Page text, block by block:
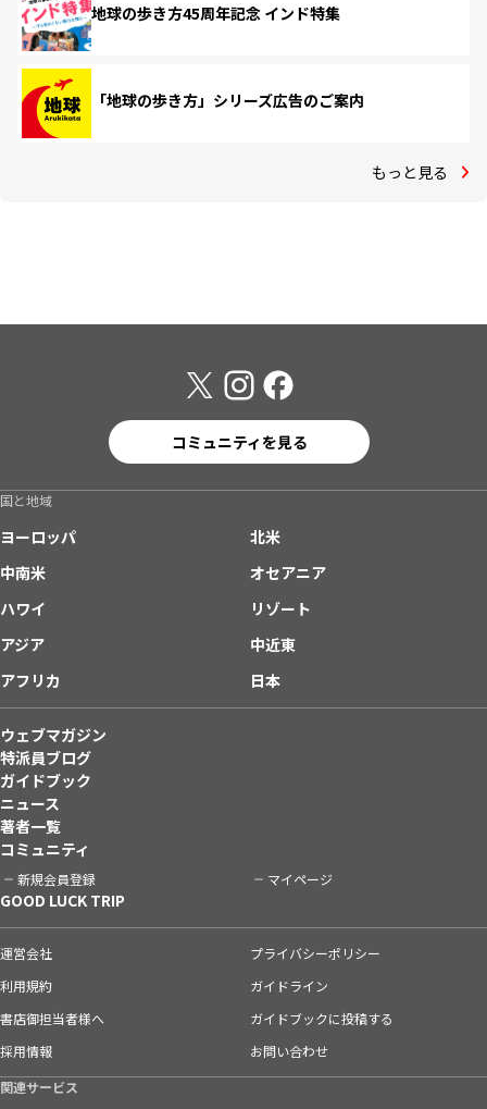
地球の歩き方45周年記念 インド特集
「地球の歩き方」シリーズ広告のご案内
もっと見る
コミュニティを見る
国と地域
ヨーロッパ
北米
中南米
オセアニア
ハワイ
リゾート
アジア
中近東
アフリカ
日本
ウェブマガジン
特派員ブログ
ガイドブック
ニュース
著者一覧
コミュニティ
新規会員登録 マイページ
GOOD LUCK TRIP
運営会社
プライバシーポリシー
利用規約
ガイドライン
書店御担当者様へ
ガイドブックに投稿する
採用情報
お問い合わせ
関連サービス